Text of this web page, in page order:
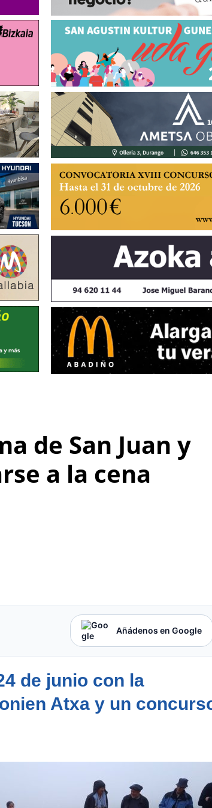
de San Juan y
a la cena
Añádenos en Google
de junio con la
Atxa y un